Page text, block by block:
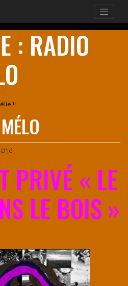
: RADIO
!!
D'jé
PRIVÉ « LE
LE BOIS »